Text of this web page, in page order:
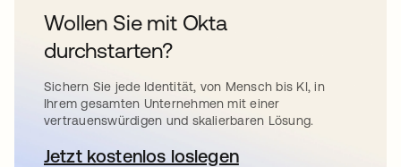
Wollen Sie mit Okta
durchstarten?
Sichern Sie jede Identität, von Mensch bis KI, in
Ihrem gesamten Unternehmen mit einer
vertrauenswürdigen und skalierbaren Lösung.
Jetzt kostenlos loslegen
wird in einer neuen